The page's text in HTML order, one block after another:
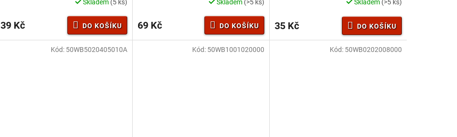
Skladem (5 ks)
39 Kč DO KOŠÍKU
Skladem (>5 ks)
69 Kč DO KOŠÍKU
Skladem (>5 ks)
35 Kč DO KOŠÍKU
Kód: 50WB5020405010A Kód: 50WB1001020000 Kód: 50WB0202008000